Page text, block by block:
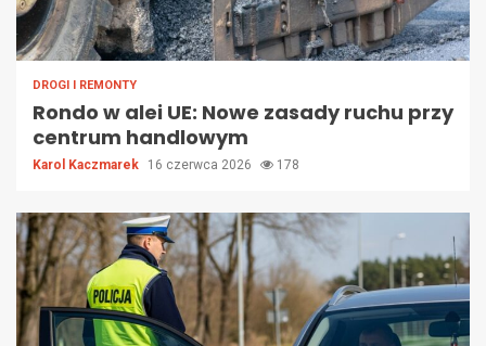
DROGI I REMONTY
Rondo w alei UE: Nowe zasady ruchu przy
centrum handlowym
Karol Kaczmarek 16 czerwca 2026 178